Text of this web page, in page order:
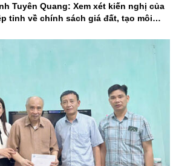
Tuyên Quang: Xem xét kiến nghị của
tỉnh về chính sách giá đất, tạo môi